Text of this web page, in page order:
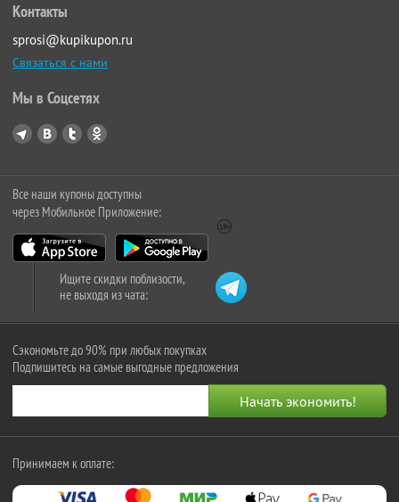
Контакты
sprosi@kupikupon.ru
Связаться с нами
Мы в Соцсетях
Все наши купоны доступны
через Мобильное Приложение:
Ищите скидки поблизости,
не выходя из чата:
Сэкономьте до 90% при любых покупках
Подпишитесь на самые выгодные предложения
Принимаем к оплате: